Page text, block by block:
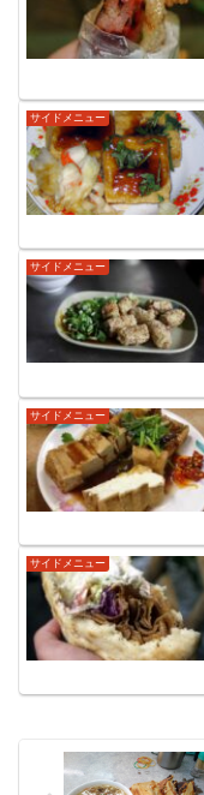
サイドメニュー
サイドメニュー
サイドメニュー
サイドメニュー